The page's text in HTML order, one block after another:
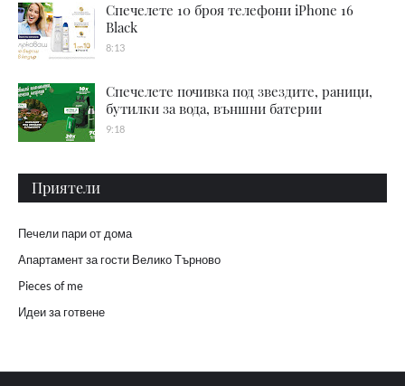
Спечелете 10 броя телефони iPhone 16
Black
8:13
Спечелете почивка под звездите, раници,
бутилки за вода, външни батерии
9:18
Приятели
Печели пари от дома
Апартамент за гости Велико Търново
Pieces of me
Идеи за готвене